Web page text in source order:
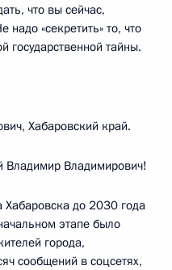
что вы сейчас,
надо «секретить» то, что
государственной тайны.
Хабаровский край.
Владимир Владимирович!
Хабаровска до 2030 года
этапе было
города,
сообщений в соцсетях,